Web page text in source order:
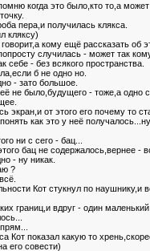
когда это было,кто то,а может
пера,и получилась клякса.
кляксу)
кому ещё рассказать об
случилась - может так
себе - без всякого пространства.
б не одно но.
- зато большое.
не было,будущего - тоже,а одно
экран,и от этого его почему то
как это у неё
ни с сего - бац...
бац не содержалось,вернее -
- ну никак.
?
Кот стукнул по наушнику,и
границ,и вдруг - один
Кот показал какую то
его совести)